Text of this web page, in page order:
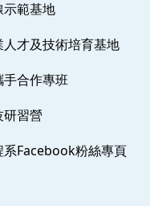
示範基地
才及技術培育基地
合作專班
研習營
Facebook粉絲專頁